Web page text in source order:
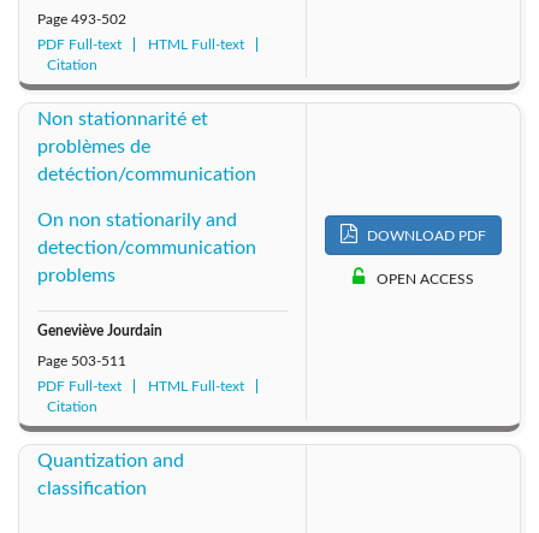
Page 493-502
PDF Full-text
HTML Full-text
Citation
Non stationnarité et
problèmes de
detéction/communication
On non stationarily and
detection/communication
problems
Geneviève Jourdain
Page 503-511
PDF Full-text
HTML Full-text
Citation
DOWNLOAD PDF
OPEN ACCESS
Quantization and
classification